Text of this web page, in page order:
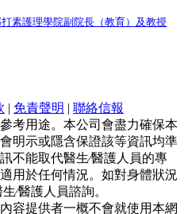
素護理學院副院長（教育）及教授
| 免責聲明 | 聯絡信報
考用途。本公司會盡力確保本
明示或隱含保證該等資訊均準
不能取代醫生∕醫護人員的專
用於任何情況。如對身體狀況
∕醫護人員諮詢。
容提供者一概不會就使用本網